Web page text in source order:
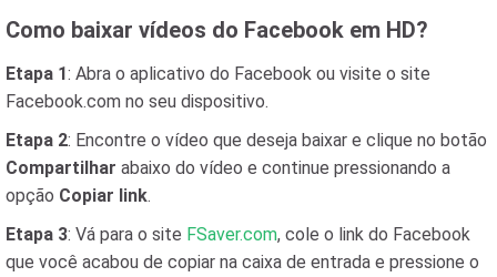
Como baixar vídeos do Facebook em HD?
Etapa 1: Abra o aplicativo do Facebook ou visite o site
Facebook.com no seu dispositivo.
Etapa 2: Encontre o vídeo que deseja baixar e clique no botão
Compartilhar abaixo do vídeo e continue pressionando a
opção Copiar link.
Etapa 3: Vá para o site FSaver.com, cole o link do Facebook
que você acabou de copiar na caixa de entrada e pressione o